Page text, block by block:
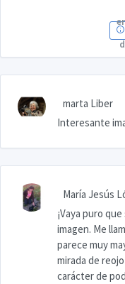
marta Liber
Interesante
María Jesús
¡Vaya puro
imagen. Me
parece muy
mirada de
carácter de